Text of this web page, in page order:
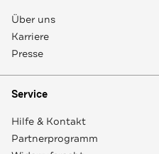
Über uns
Karriere
Presse
Service
Hilfe & Kontakt
Partnerprogramm